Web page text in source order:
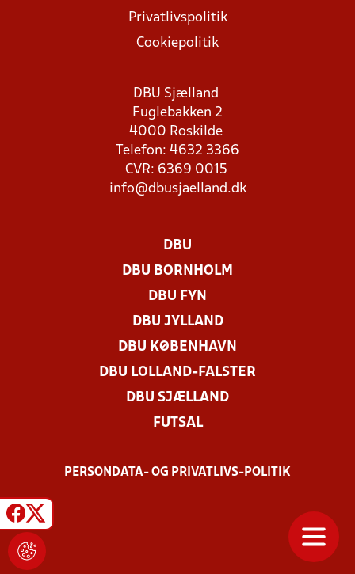
Privatlivspolitik
Cookiepolitik
DBU Sjælland
Fuglebakken 2
4000 Roskilde
Telefon: 4632 3366
CVR: 6369 0015
info@dbusjaelland.dk
DBU
DBU BORNHOLM
DBU FYN
DBU JYLLAND
DBU KØBENHAVN
DBU LOLLAND-FALSTER
DBU SJÆLLAND
FUTSAL
PERSONDATA- OG PRIVATLIVS-POLITIK